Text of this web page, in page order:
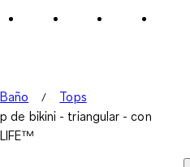
Baño
Tops
de bikini - triangular - con